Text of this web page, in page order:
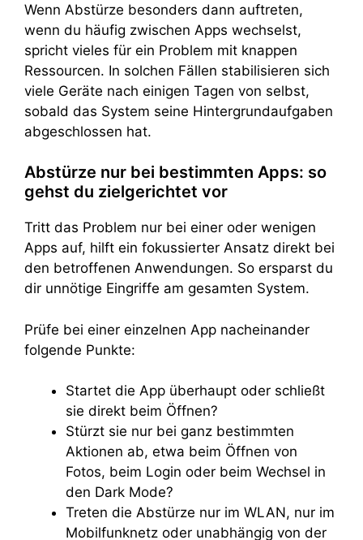
Wenn Abstürze besonders dann auftreten,
wenn du häufig zwischen Apps wechselst,
spricht vieles für ein Problem mit knappen
Ressourcen. In solchen Fällen stabilisieren sich
viele Geräte nach einigen Tagen von selbst,
sobald das System seine Hintergrundaufgaben
abgeschlossen hat.
Abstürze nur bei bestimmten Apps: so
gehst du zielgerichtet vor
Tritt das Problem nur bei einer oder wenigen
Apps auf, hilft ein fokussierter Ansatz direkt bei
den betroffenen Anwendungen. So ersparst du
dir unnötige Eingriffe am gesamten System.
Prüfe bei einer einzelnen App nacheinander
folgende Punkte:
Startet die App überhaupt oder schließt
sie direkt beim Öffnen?
Stürzt sie nur bei ganz bestimmten
Aktionen ab, etwa beim Öffnen von
Fotos, beim Login oder beim Wechsel in
den Dark Mode?
Treten die Abstürze nur im WLAN, nur im
Mobilfunknetz oder unabhängig von der